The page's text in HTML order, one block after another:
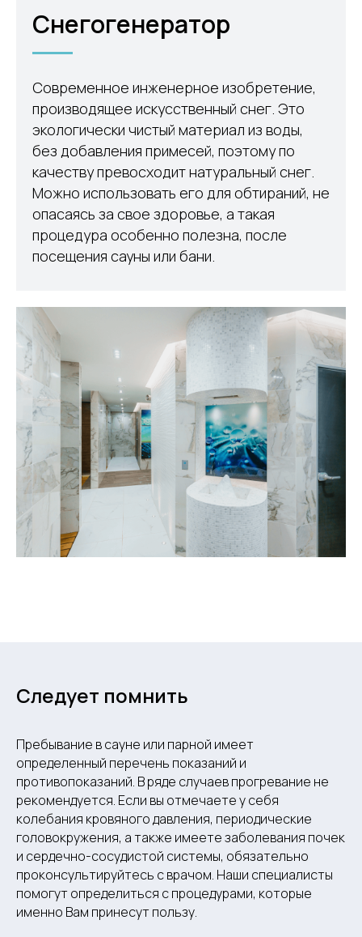
Снегогенератор
Современное инженерное изобретение,
производящее искусственный снег. Это
экологически чистый материал из воды,
без добавления примесей, поэтому по
качеству превосходит натуральный снег.
Можно использовать его для обтираний, не
опасаясь за свое здоровье, а такая
процедура особенно полезна, после
посещения сауны или бани.
Следует помнить
Пребывание в сауне или парной имеет
определенный перечень показаний и
противопоказаний. В ряде случаев прогревание не
рекомендуется. Если вы отмечаете у себя
колебания кровяного давления, периодические
головокружения, а также имеете заболевания почек
и сердечно-сосудистой системы, обязательно
проконсультируйтесь с врачом. Наши специалисты
помогут определиться с процедурами, которые
именно Вам принесут пользу.